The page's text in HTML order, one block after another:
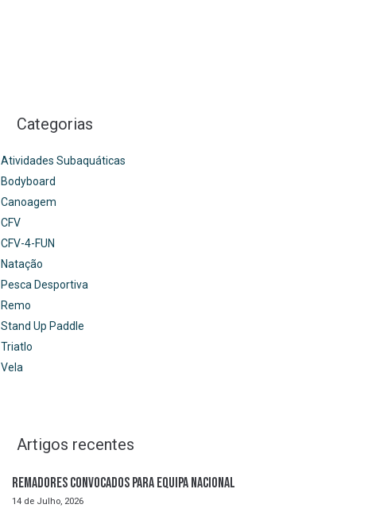
Categorias
Atividades Subaquáticas
Bodyboard
Canoagem
CFV
CFV-4-FUN
Natação
Pesca Desportiva
Remo
Stand Up Paddle
Triatlo
Vela
Artigos recentes
Remadores convocados para Equipa Nacional
14 de Julho, 2026